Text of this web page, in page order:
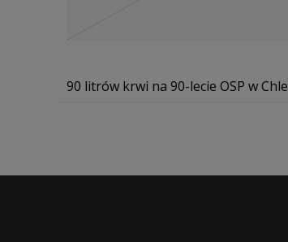
90 litrów krwi na 90-lecie OSP w